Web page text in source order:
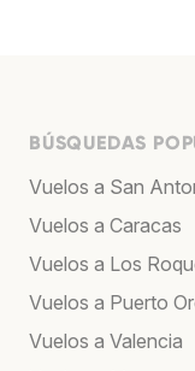
BÚSQUEDAS
Vuelos a San
Vuelos a Caracas
Vuelos a Los
Vuelos a Puerto
Vuelos a Valencia